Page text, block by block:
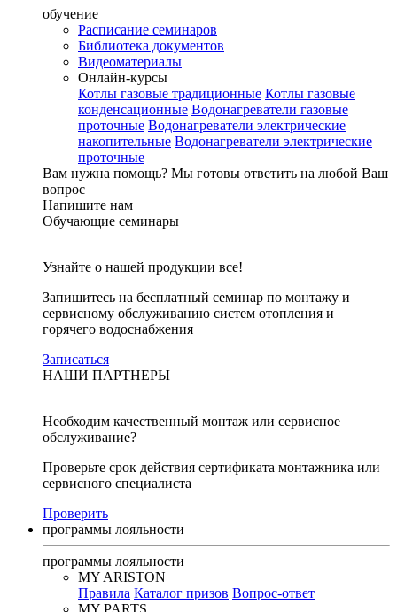
обучение
Расписание семинаров
Библиотека документов
Видеоматериалы
Онлайн-курсы
Котлы газовые традиционные Котлы газовые
конденсационные Водонагреватели газовые
проточные Водонагреватели электрические
накопительные Водонагреватели электрические
проточные
Вам нужна помощь? Мы готовы ответить на любой Ваш
вопрос
Напишите нам
Обучающие семинары
Узнайте о нашей продукции все!
Запишитесь на бесплатный семинар по монтажу и
сервисному обслуживанию систем отопления и
горячего водоснабжения
Записаться
НАШИ ПАРТНЕРЫ
Необходим качественный монтаж или сервисное
обслуживание?
Проверьте срок действия сертификата монтажника или
сервисного специалиста
Проверить
программы лояльности
программы лояльности
MY ARISTON
Правила Каталог призов Вопрос-ответ
MY PARTS